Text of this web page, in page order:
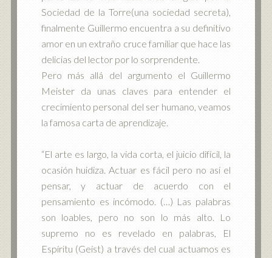
Sociedad de la Torre(una sociedad secreta),
finalmente Guillermo encuentra a su definitivo
amor en un extraño cruce familiar que hace las
delicias del lector por lo sorprendente.
Pero más allá del argumento el Guillermo
Meister da unas claves para entender el
crecimiento personal del ser humano, veamos
la famosa carta de aprendizaje.
“El arte es largo, la vida corta, el juicio difícil, la
ocasión huidiza. Actuar es fácil pero no así el
pensar, y actuar de acuerdo con el
pensamiento es incómodo. (…) Las palabras
son loables, pero no son lo más alto. Lo
supremo no es revelado en palabras, El
Espíritu (Geist) a través del cual actuamos es